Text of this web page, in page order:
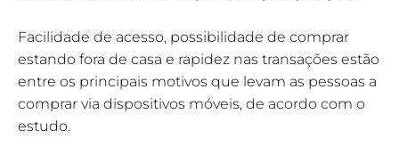
Facilidade de acesso, possibilidade de comprar
estando fora de casa e rapidez nas transações estão
entre os principais motivos que levam as pessoas a
comprar via dispositivos móveis, de acordo com o
estudo.